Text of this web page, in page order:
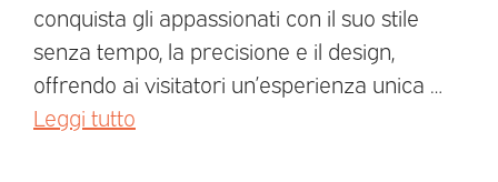
conquista gli appassionati con il suo stile
senza tempo, la precisione e il design,
offrendo ai visitatori un’esperienza unica …
Leggi tutto